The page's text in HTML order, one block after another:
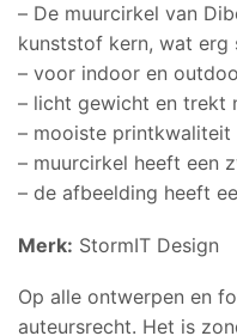
– De muurcirkel van
kunststof kern, wat erg
– voor indoor en
– licht gewicht en trekt
– mooiste printkwaliteit
– muurcirkel heeft een
– de afbeelding heeft
Merk: StormIT Design
Op alle ontwerpen en
auteursrecht. Het is